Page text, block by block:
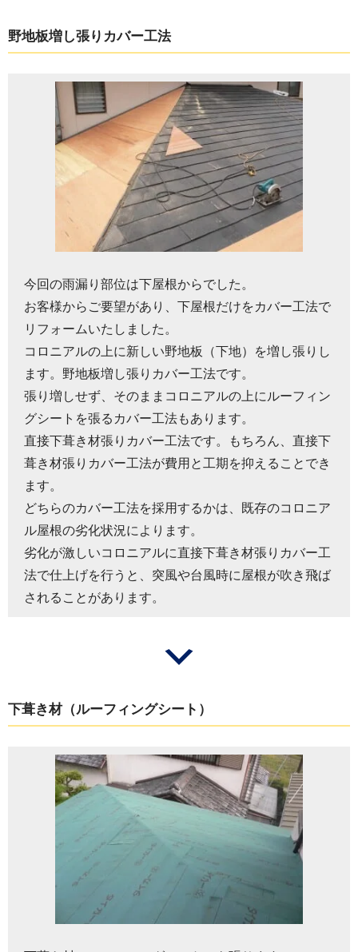
野地板増し張りカバー工法
今回の雨漏り部位は下屋根からでした。
お客様からご要望があり、下屋根だけをカバー工法で
リフォームいたしました。
コロニアルの上に新しい野地板（下地）を増し張りし
ます。野地板増し張りカバー工法です。
張り増しせず、そのままコロニアルの上にルーフィン
グシートを張るカバー工法もあります。
直接下葺き材張りカバー工法です。もちろん、直接下
葺き材張りカバー工法が費用と工期を抑えることでき
ます。
どちらのカバー工法を採用するかは、既存のコロニア
ル屋根の劣化状況によります。
劣化が激しいコロニアルに直接下葺き材張りカバー工
法で仕上げを行うと、突風や台風時に屋根が吹き飛ば
されることがあります。
下葺き材（ルーフィングシート）